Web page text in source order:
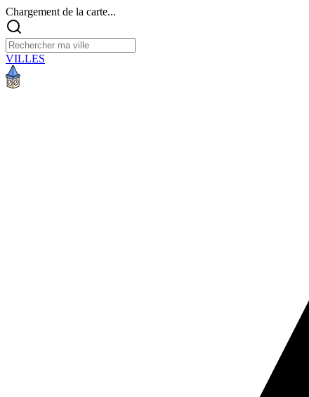
Chargement de la carte...
VILLES